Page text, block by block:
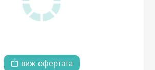
виж офертата